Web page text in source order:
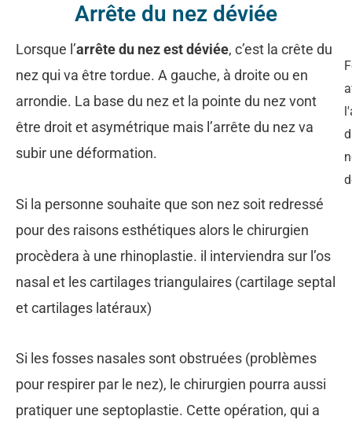
Arrête du nez déviée
Lorsque l’arrête du nez est déviée, c’est la crête du
nez qui va être tordue. A gauche, à droite ou en
arrondie. La base du nez et la pointe du nez vont
être droit et asymétrique mais l’arrête du nez va
subir une déformation.
Si la personne souhaite que son nez soit redressé
pour des raisons esthétiques alors le chirurgien
procèdera à une rhinoplastie. il interviendra sur l’os
nasal et les cartilages triangulaires (cartilage septal
et cartilages latéraux)
Si les fosses nasales sont obstruées (problèmes
pour respirer par le nez), le chirurgien pourra aussi
pratiquer une septoplastie. Cette opération, qui a